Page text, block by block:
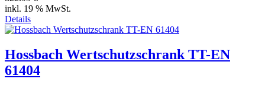
inkl. 19 % MwSt.
Details
Hossbach Wertschutzschrank TT-EN
61404